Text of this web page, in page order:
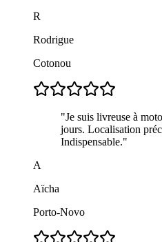
R
Rodrigue
Cotonou
"Je suis livreuse à
jours. Localisation
Indispensable."
A
Aïcha
Porto-Novo